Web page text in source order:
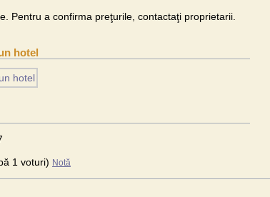
Pentru a confirma preţurile, contactaţi proprietarii.
hotel
1 voturi) Notă